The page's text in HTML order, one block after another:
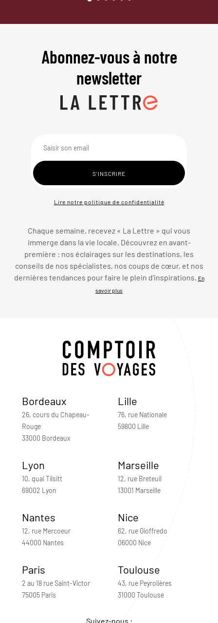
Abonnez-vous à notre
newsletter
Lire notre politique de confidentialité
Chaque semaine, recevez « La Lettre » qui vous
immerge dans la vie locale. Découvrez en avant-
première : nos éclairages sur les destinations, les
conseils de nos spécialistes, nos coups de cœur, et nos
dernières tendances pour faire le plein d’inspirations. En
savoir plus
Bordeaux
26, cours du Chapeau-
Rouge
33000 Bordeaux
Lille
76, rue Nationale
59800 Lille
Lyon
10, quai Tilsitt
69002 Lyon
Marseille
12, rue Breteuil
13001 Marseille
Nantes
12, rue Mercoeur
44000 Nantes
Nice
62, rue Gioffredo
06000 Nice
Paris
2 au 18 rue Saint-Victor
75005 Paris
Toulouse
43, rue Peyrolières
31000 Toulouse
Suivez-nous :